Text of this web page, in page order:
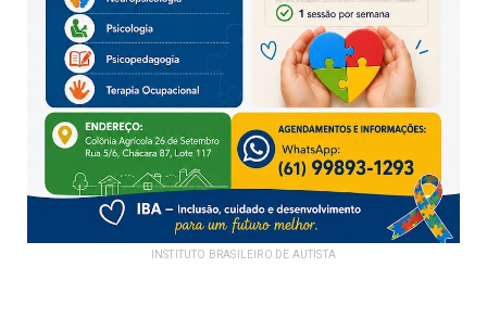
INSTITUTO BRASILEIRO DE AUTISTA